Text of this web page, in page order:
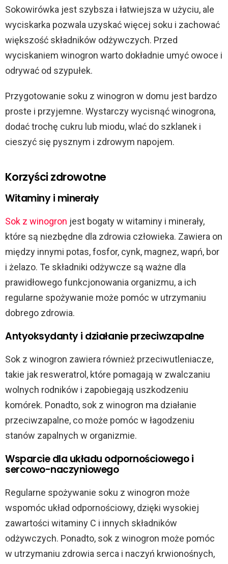
Sokowirówka jest szybsza i łatwiejsza w użyciu, ale
wyciskarka pozwala uzyskać więcej soku i zachować
większość składników odżywczych. Przed
wyciskaniem winogron warto dokładnie umyć owoce i
odrywać od szypułek.
Przygotowanie soku z winogron w domu jest bardzo
proste i przyjemne. Wystarczy wycisnąć winogrona,
dodać trochę cukru lub miodu, wlać do szklanek i
cieszyć się pysznym i zdrowym napojem.
Korzyści zdrowotne
Witaminy i minerały
Sok z winogron jest bogaty w witaminy i minerały,
które są niezbędne dla zdrowia człowieka. Zawiera on
między innymi potas, fosfor, cynk, magnez, wapń, bor
i żelazo. Te składniki odżywcze są ważne dla
prawidłowego funkcjonowania organizmu, a ich
regularne spożywanie może pomóc w utrzymaniu
dobrego zdrowia.
Antyoksydanty i działanie przeciwzapalne
Sok z winogron zawiera również przeciwutleniacze,
takie jak resweratrol, które pomagają w zwalczaniu
wolnych rodników i zapobiegają uszkodzeniu
komórek. Ponadto, sok z winogron ma działanie
przeciwzapalne, co może pomóc w łagodzeniu
stanów zapalnych w organizmie.
Wsparcie dla układu odpornościowego i
sercowo-naczyniowego
Regularne spożywanie soku z winogron może
wspomóc układ odpornościowy, dzięki wysokiej
zawartości witaminy C i innych składników
odżywczych. Ponadto, sok z winogron może pomóc
w utrzymaniu zdrowia serca i naczyń krwionośnych,